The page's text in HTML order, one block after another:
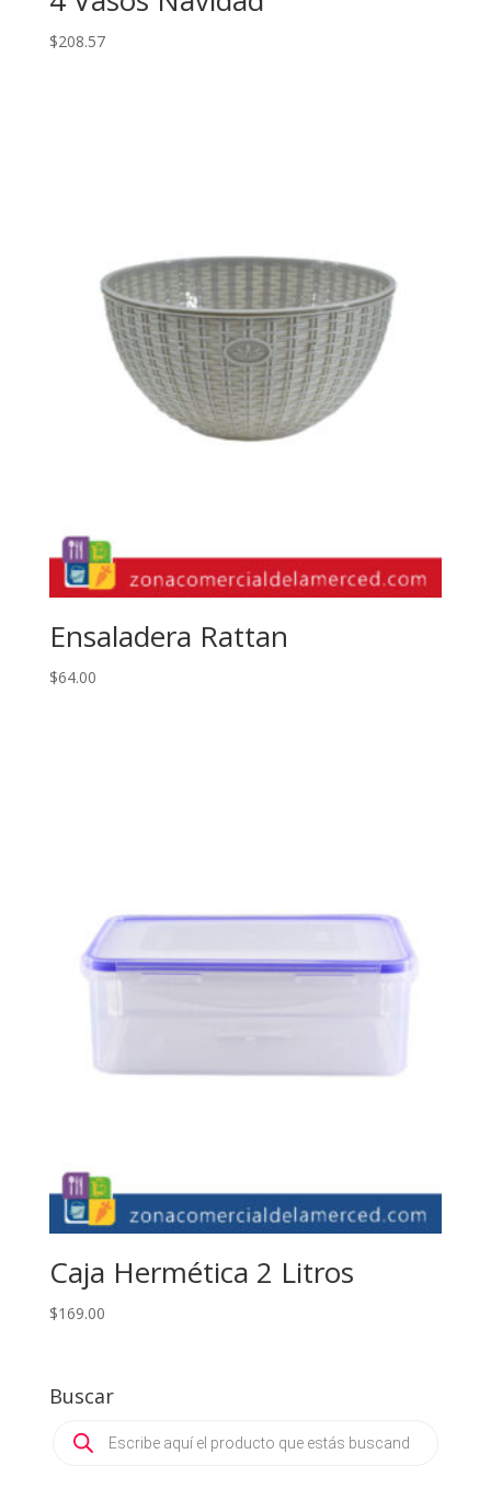
$208.57
Ensaladera Rattan
$64.00
Caja Hermética 2 Litros
$169.00
Buscar
search